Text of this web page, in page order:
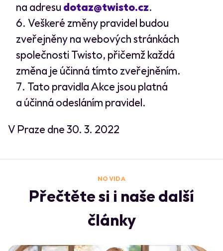
na adresu dotaz@twisto.cz.
Veškeré změny pravidel budou
zveřejněny na webových stránkách
společnosti Twisto, přičemž každá
změna je účinná tímto zveřejněním.
Tato pravidla Akce jsou platná
a účinná odesláním pravidel.
V Praze dne 30. 3. 2022
NO VIDA
Přečtěte si i naše další
články